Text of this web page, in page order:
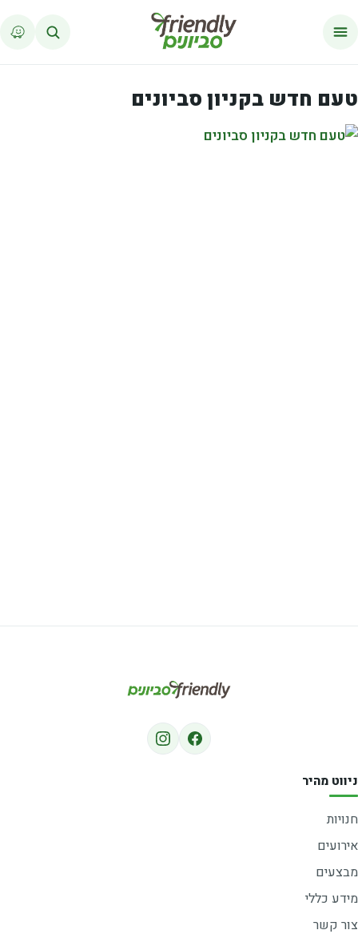
טעם חדש בקניון סביונים
ניווט מהיר
חנויות
אירועים
מבצעים
מידע כללי
צור קשר